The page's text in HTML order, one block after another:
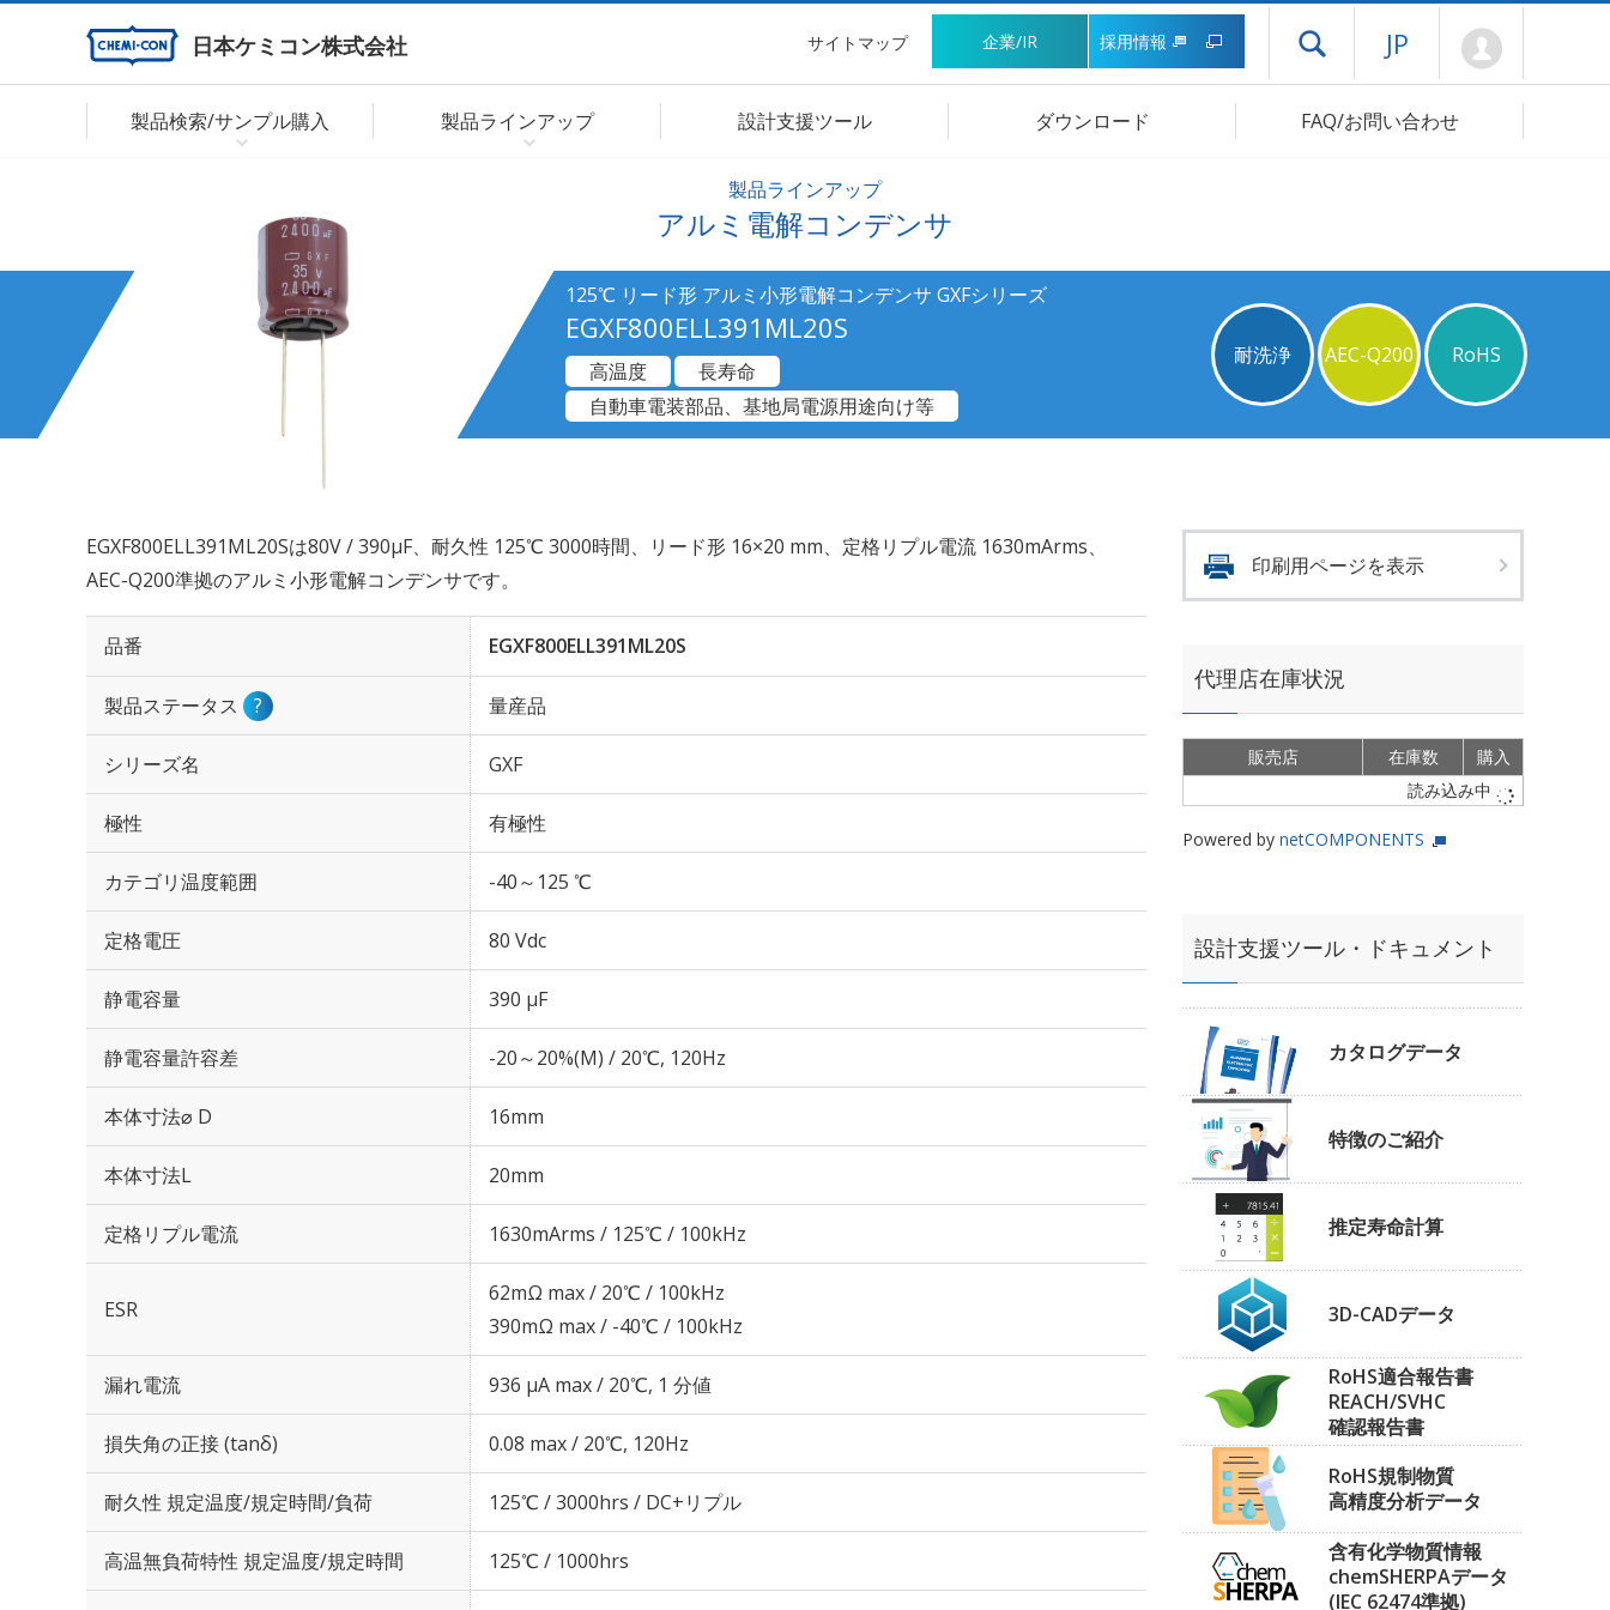
日本ケミコン株式会社 サイトマップ 企業/IR 採用情報 ドロワーメニューを開く
JP
製品検索/サンプル購入 製品ラインアップ 設計支援ツール ダウンロード FAQ/お問い合わせ
製品ラインアップ
アルミ電解コンデンサ
125℃ リード形 アルミ小形電解コンデンサ GXFシリーズ
EGXF800ELL391ML20S
耐洗浄 AEC-Q200 RoHS
高温度
長寿命
自動車電装部品、基地局電源用途向け等
EGXF800ELL391ML20Sは80V / 390µF、耐久性 125℃ 3000時間、リード形 16×20 mm、定格リプル電流 1630mArms、
AEC-Q200準拠のアルミ小形電解コンデンサです。
品番 EGXF800ELL391ML20S
製品ステータス ? 量産品
シリーズ名 GXF
極性 有極性
カテゴリ温度範囲 -40～125 ℃
定格電圧 80 Vdc
静電容量 390 µF
静電容量許容差 -20～20%(M) / 20℃, 120Hz
本体寸法⌀ D 16mm
本体寸法L 20mm
定格リプル電流 1630mArms / 125℃ / 100kHz
ESR
62mΩ max / 20℃ / 100kHz
390mΩ max / -40℃ / 100kHz
漏れ電流 936 μA max / 20℃, 1 分値
損失角の正接 (tanδ) 0.08 max / 20℃, 120Hz
耐久性 規定温度/規定時間/負荷 125℃ / 3000hrs / DC+リプル
高温無負荷特性 規定温度/規定時間 125℃ / 1000hrs
印刷用ページを表示
代理店在庫状況
販売店 在庫数
購入
読み込み中
Powered by netCOMPONENTS
設計支援ツール・ドキュメント
カタログデータ
特徴のご紹介
推定寿命計算
3D-CADデータ
RoHS適合報告書
REACH/SVHC
確認報告書
RoHS規制物質
高精度分析データ
含有化学物質情報
chemSHERPAデータ
(IEC 62474準拠)